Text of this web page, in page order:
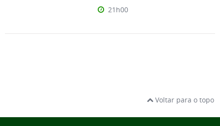
21h00
Voltar para o topo